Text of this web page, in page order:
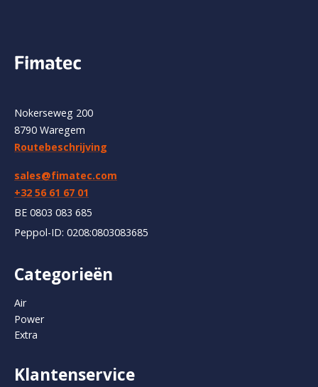
Nokerseweg 200
8790 Waregem
Routebeschrijving
sales@fimatec.com
+32 56 61 67 01
BE 0803 083 685
Peppol-ID: 0208:0803083685
Categorieën
Air
Power
Extra
Klantenservice